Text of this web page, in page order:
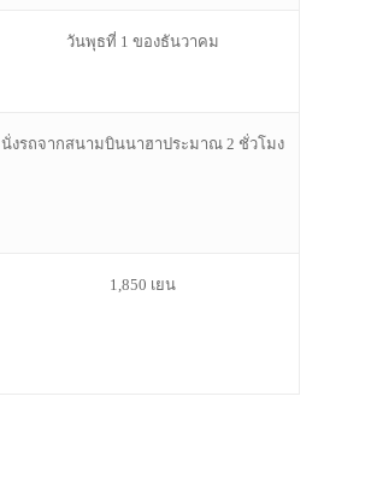
วันพุธที่ 1 ของธันวาคม
นั่งรถจากสนามบินนาฮาประมาณ 2 ชั่วโมง
1,850 เยน